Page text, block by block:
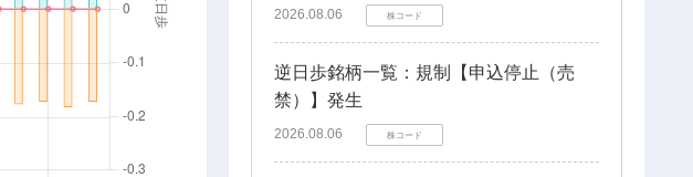
2026.08.06 株コード
逆日歩銘柄一覧：規制【申込停止（売
禁）】発生
2026.08.06 株コード